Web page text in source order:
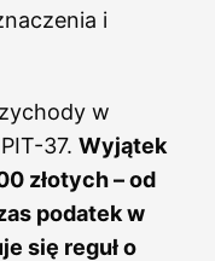
i
w
37. Wyjątek
złotych – od
podatek w
się reguł o